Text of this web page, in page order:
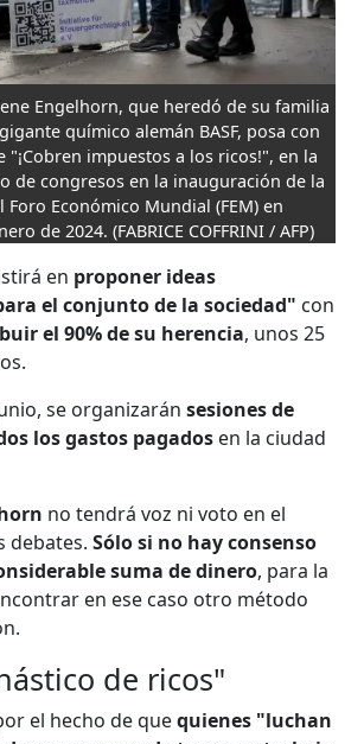
Engelhorn, que heredó de su familia
químico alemán BASF, posa con
"¡Cobren impuestos a los ricos!", en la
de congresos en la inauguración de la
Económico Mundial (FEM) en
de 2024. (FABRICE COFFRINI / AFP)
en proponer ideas
el conjunto de la sociedad" con
el 90% de su herencia, unos 25
se organizaránsesiones de
los gastos pagados en la ciudad
no tendrá voz ni voto en el
debates. Sólo si no hay consenso
suma de dinero, para la
en ese caso otro método
de ricos"
el hecho de quequienes "luchan